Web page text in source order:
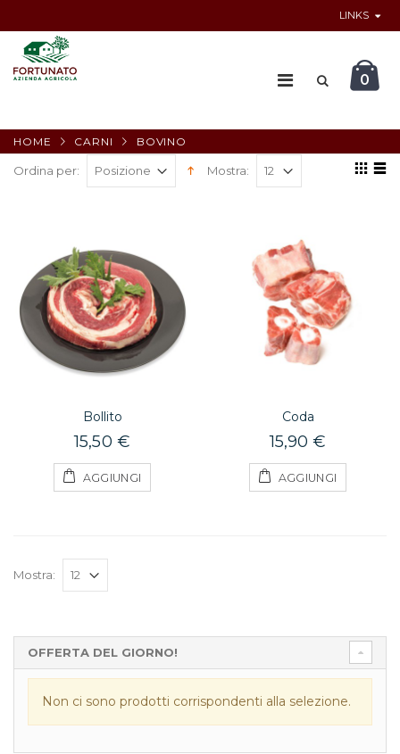
LINKS
0
HOME CARNI BOVINO
Ordina per: Mostra:
Bollito
15,50 €
AGGIUNGI
Coda
15,90 €
AGGIUNGI
Mostra:
OFFERTA DEL GIORNO!
Non ci sono prodotti corrispondenti alla selezione.